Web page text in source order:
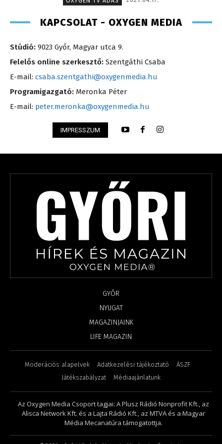
KAPCSOLAT - OXYGEN MEDIA
Stúdió: 9023 Győr, Magyar utca 9.
Felelős online szerkesztő: Szentgáthi Csaba
E-mail: csaba.szentgathi@oxygenmedia.hu
Programigazgató: Meronka Péter
E-mail: peter.meronka@oxygenmedia.hu
IMPRESSZUM
GYŐR
NYUGAT
MAGAZINJAINK
LIFE MAGAZIN
Moderációs alapelvek Adatkezelési tájékoztató
ÁSZF
Játékszabályzat
Médiaajánlatunk
Az Oxygen Media Csoport tagjai: A Plusz Rádió Nonprofit Kft., az
Alisca Network Kft. és a Lajta Rádió Kft., az MTVA és a Magyar
Média Mecanatúra támogatottja.